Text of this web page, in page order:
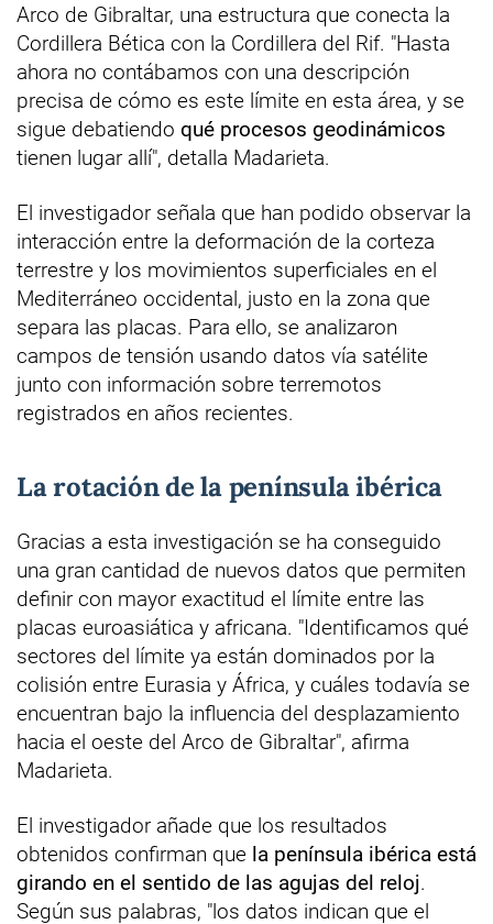
Arco de Gibraltar, una estructura que conecta la
Cordillera Bética con la Cordillera del Rif. "Hasta
ahora no contábamos con una descripción
precisa de cómo es este límite en esta área, y se
sigue debatiendo qué procesos geodinámicos
tienen lugar allí", detalla Madarieta.
El investigador señala que han podido observar la
interacción entre la deformación de la corteza
terrestre y los movimientos superficiales en el
Mediterráneo occidental, justo en la zona que
separa las placas. Para ello, se analizaron
campos de tensión usando datos vía satélite
junto con información sobre terremotos
registrados en años recientes.
La rotación de la península ibérica
Gracias a esta investigación se ha conseguido
una gran cantidad de nuevos datos que permiten
definir con mayor exactitud el límite entre las
placas euroasiática y africana. "Identificamos qué
sectores del límite ya están dominados por la
colisión entre Eurasia y África, y cuáles todavía se
encuentran bajo la influencia del desplazamiento
hacia el oeste del Arco de Gibraltar", afirma
Madarieta.
El investigador añade que los resultados
obtenidos confirman que la península ibérica está
girando en el sentido de las agujas del reloj.
Según sus palabras, "los datos indican que el